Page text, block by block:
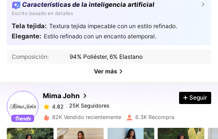
Características de la inteligencia artificial
Escrito basado en detalles
Tela tejida: Textura tejida impecable con un estilo refinado.
Elegante: Estilo refinado con un encanto atemporal.
Composición: 94% Poliéster, 6% Elastano
Ver más
Mima John
25K Seguidores
25K Seguidores
4.82
25K Seguidores
4.82
25K Seguidores
4.82 25K Seguidores
Seguir
82K Vendido recientemente 6.3K Recompra